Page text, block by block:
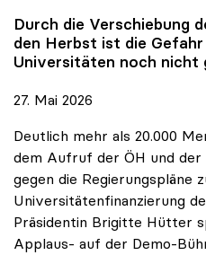
Durch die Verschiebung
den Herbst ist die
Universitäten noch nicht
27. Mai 2026
Deutlich mehr als 20.000
dem Aufruf der ÖH und der
gegen die Regierungspläne
Universitätenfinanzierung
Präsidentin Brigitte Hütter
Applaus- auf der Demo-